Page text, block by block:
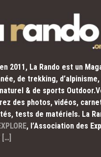
2011, La Rando est un
de trekking,
& de sports
des photos, vidéos,
tests de matériels. La
, l’Association des
[…]